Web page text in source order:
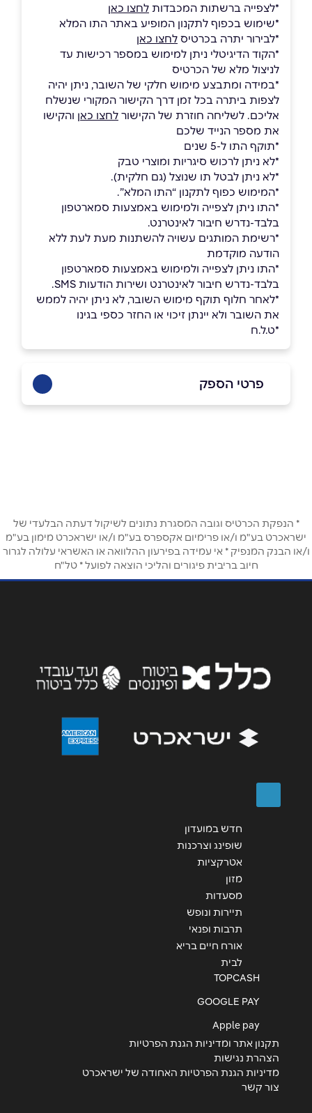
*לצפייה ברשתות המכבדות לחצו כאן
*שימוש בכפוף לתקנון המופיע באתר התו המלא
*לבירור יתרה בכרטיס לחצו כאן
*הקוד הדיגיטלי ניתן למימוש במספר רכישות עד
לניצול מלא של הכרטיס
*במידה ומתבצע מימוש חלקי של השובר, ניתן יהיה
לצפות ביתרה בכל זמן דרך הקישור המקורי שנשלח
אליכם. לשליחה חוזרת של הקישור לחצו כאן והקישו
את מספר הנייד שלכם
*תוקף התו ל-5 שנים
*לא ניתן לרכוש סיגריות ומוצרי טבק
*לא ניתן לבטל תו שנוצל (גם חלקית).
*המימוש כפוף לתקנון “התו המלא”.
*התו ניתן לצפייה ולמימוש באמצעות סמארטפון
בלבד-נדרש חיבור לאינטרנט.
*רשימת המותגים עשויה להשתנות מעת לעת ללא
הודעה מוקדמת
*התו ניתן לצפייה ולמימוש באמצעות סמארטפון
בלבד-נדרש חיבור לאינטרנט ושירות הודעות SMS.
*לאחר חלוף תוקף מימוש השובר, לא ניתן יהיה לממש
את השובר ולא יינתן זיכוי או החזר כספי בגינו
*ט.ל.ח
פרטי הספק
אימייל *
* הנפקת הכרטיס וגובה המסגרת נתונים לשיקול דעתה הבלעדי של
ישראכרט בע"מ ו/או פרימיום אקספרס בע"מ ו/או ישראכרט מימון בע"מ
ו/או הבנק המנפיק * אי עמידה בפירעון ההלוואה או האשראי עלולה לגרור
חיוב בריבית פיגורים והליכי הוצאה לפועל * טל"ח
חדש במועדון
שופינג וצרכנות
אטרקציות
מזון
מסעדות
תיירות ונופש
תרבות ופנאי
אורח חיים בריא
לבית
TOPCASH
GOOGLE PAY
Apple pay
תקנון אתר ומדיניות הגנת הפרטיות
הצהרת נגישות
מדיניות הגנת הפרטיות האחודה של ישראכרט
צור קשר